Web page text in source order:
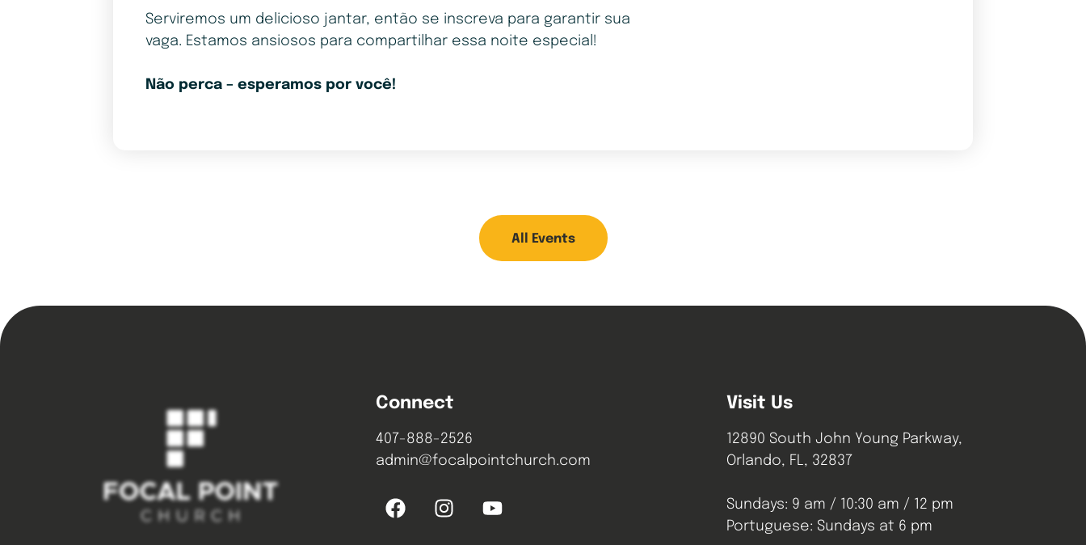
Serviremos um delicioso jantar, então se inscreva para garantir sua
vaga. Estamos ansiosos para compartilhar essa noite especial!
Não perca – esperamos por você!
All Events
Connect
407-888-2526
admin@focalpointchurch.com
Visit Us
12890 South John Young Parkway,
Orlando, FL, 32837
Sundays: 9 am / 10:30 am / 12 pm
Portuguese: Sundays at 6 pm